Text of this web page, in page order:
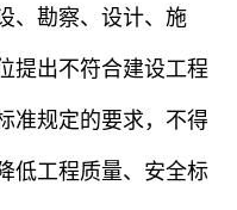
勘察、设计、施
提出不符合建设工程
准规定的要求，不得
低工程质量、安全标